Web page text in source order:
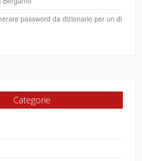
password da dizionario per un di
Categorie